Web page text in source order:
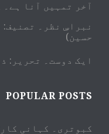
آخر تمہیں آنا
نبراسِ نظر۔ تصنیف:
حسین)
ایک دوست۔ تحریر:
POPULAR POSTS
کبوتری۔ کہانی